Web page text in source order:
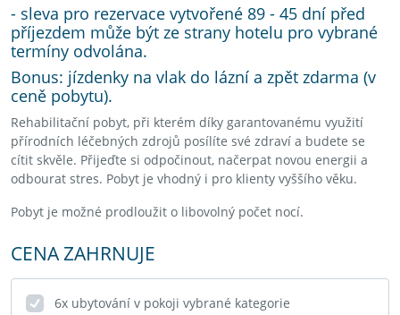
- sleva pro rezervace vytvořené 89 - 45 dní před
příjezdem může být ze strany hotelu pro vybrané
termíny odvolána.
Bonus: jízdenky na vlak do lázní a zpět zdarma (v
ceně pobytu).
Rehabilitační pobyt, při kterém díky garantovanému využití
přírodních léčebných zdrojů posílíte své zdraví a budete se
cítit skvěle. Přijeďte si odpočinout, načerpat novou energii a
odbourat stres. Pobyt je vhodný i pro klienty vyššího věku.
Pobyt je možné prodloužit o libovolný počet nocí.
CENA ZAHRNUJE
6x ubytování v pokoji vybrané kategorie